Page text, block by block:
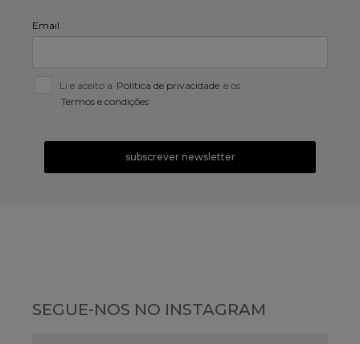
Email
Li e aceito a Política de privacidade e os
Termos e condições
subscrever newsletter
SEGUE-NOS NO INSTAGRAM